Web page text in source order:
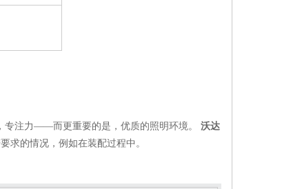
专注力——而更重要的是，优质的照明环境。 沃达
求的情况，例如在装配过程中。